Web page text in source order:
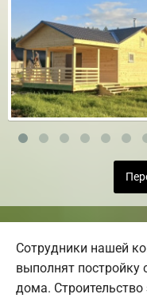
Сотрудники нашей
выполнят постройку
дома. Строительство